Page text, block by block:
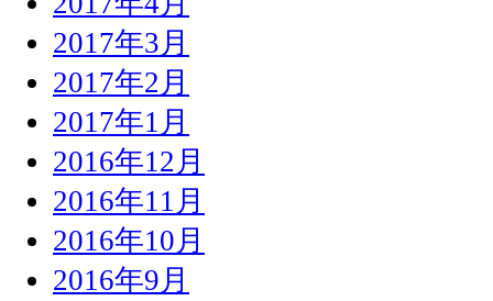
2017年3月
2017年2月
2017年1月
2016年12月
2016年11月
2016年10月
2016年9月